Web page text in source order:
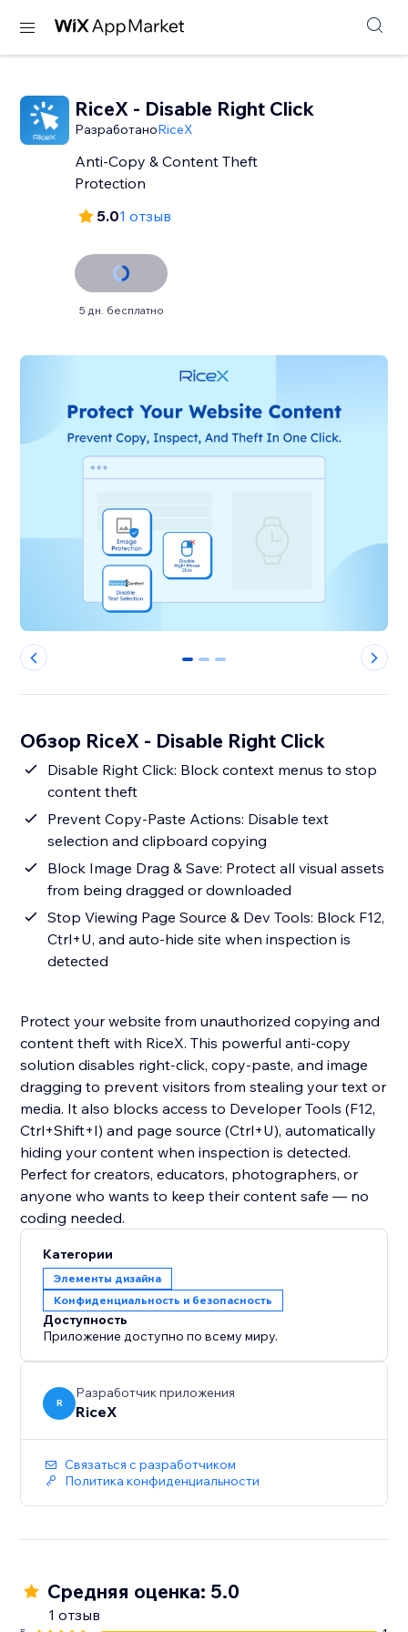
RiceX - Disable Right Click
РазработаноRiceX
Anti-Copy & Content Theft
Protection
5.01 отзыв
5 дн. бесплатно
0 1 2
Обзор RiceX - Disable Right Click
Disable Right Click: Block context menus to stop
content theft
Prevent Copy-Paste Actions: Disable text
selection and clipboard copying
Block Image Drag & Save: Protect all visual assets
from being dragged or downloaded
Stop Viewing Page Source & Dev Tools: Block F12,
Ctrl+U, and auto-hide site when inspection is
detected
Protect your website from unauthorized copying and
content theft with RiceX. This powerful anti-copy
solution disables right-click, copy-paste, and image
dragging to prevent visitors from stealing your text or
media. It also blocks access to Developer Tools (F12,
Ctrl+Shift+I) and page source (Ctrl+U), automatically
hiding your content when inspection is detected.
Perfect for creators, educators, photographers, or
anyone who wants to keep their content safe — no
coding needed.
Категории
Элементы дизайна
Конфиденциальность и безопасность
Доступность
Приложение доступно по всему миру.
R
Разработчик приложения
RiceX
Связаться с разработчиком
Политика конфиденциальности
Средняя оценка: 5.0
1 отзыв